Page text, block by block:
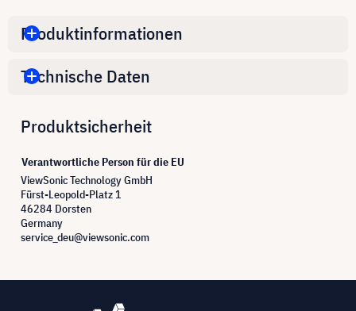
Produktinformationen
Technische Daten
Produktsicherheit
Verantwortliche Person für die EU
ViewSonic Technology GmbH
Fürst-Leopold-Platz 1
46284 Dorsten
Germany
service_deu@viewsonic.com